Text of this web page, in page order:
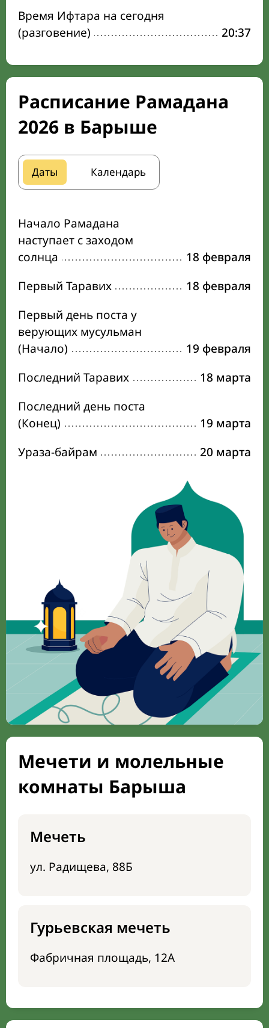
Время Ифтара на сегодня
(разговение)
20:37
Расписание Рамадана
2026 в Барыше
Даты Календарь
Начало Рамадана
наступает с заходом
солнца
18 февраля
Первый Таравих
18 февраля
Первый день поста у
верующих мусульман
(Начало)
19 февраля
Последний Таравих
18 марта
Последний день поста
(Конец)
19 марта
Ураза-байрам
20 марта
Мечети и молельные
комнаты Барыша
Мечеть
ул. Радищева, 88Б
Гурьевская мечеть
Фабричная площадь, 12А